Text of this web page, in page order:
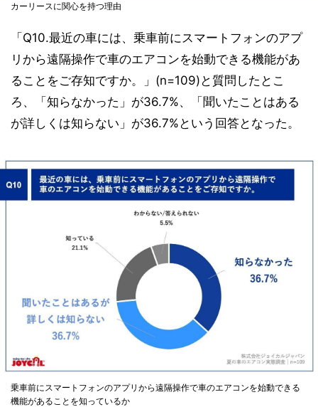
カーリースに関心を持つ理由
「Q10.最近の車には、乗車前にスマートフォンのアプ
リから遠隔操作で車のエアコンを始動できる機能があ
ることをご存知ですか。」(n=109)と質問したとこ
ろ、「知らなかった」が36.7%、「聞いたことはある
が詳しくは知らない」が36.7%という回答となった。
乗車前にスマートフォンのアプリから遠隔操作で車のエアコンを始動できる
機能があることを知っているか